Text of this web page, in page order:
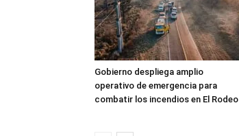
Gobierno despliega amplio
operativo de emergencia para
combatir los incendios en El Rodeo